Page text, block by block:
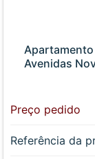
Avenidas
Preço pedido
Referência da